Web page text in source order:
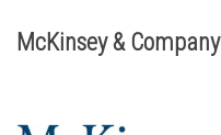
McKinsey & Company